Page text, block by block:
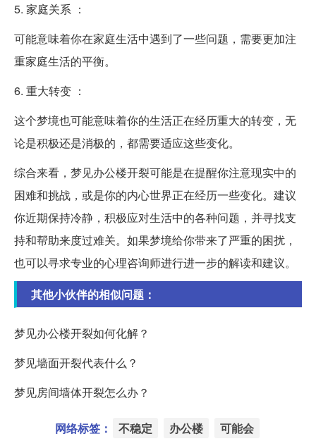
5. 家庭关系 ：
可能意味着你在家庭生活中遇到了一些问题，需要更加注
重家庭生活的平衡。
6. 重大转变 ：
这个梦境也可能意味着你的生活正在经历重大的转变，无
论是积极还是消极的，都需要适应这些变化。
综合来看，梦见办公楼开裂可能是在提醒你注意现实中的
困难和挑战，或是你的内心世界正在经历一些变化。建议
你近期保持冷静，积极应对生活中的各种问题，并寻找支
持和帮助来度过难关。如果梦境给你带来了严重的困扰，
也可以寻求专业的心理咨询师进行进一步的解读和建议。
其他小伙伴的相似问题：
梦见办公楼开裂如何化解？
梦见墙面开裂代表什么？
梦见房间墙体开裂怎么办？
网络标签： 不稳定 办公楼 可能会